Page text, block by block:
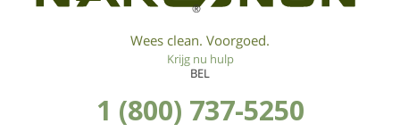
®
Wees clean. Voorgoed.
Krijg nu hulp
BEL
1 (800) 737-5250